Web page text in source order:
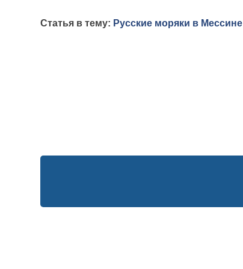
Статья в тему: Русские моряки в Мессине